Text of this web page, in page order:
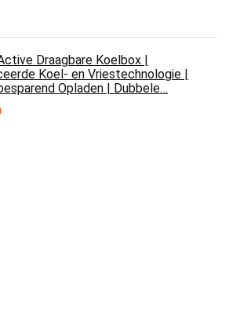
Draagbare Koelbox |
Koel- en Vriestechnologie |
Opladen | Dubbele…